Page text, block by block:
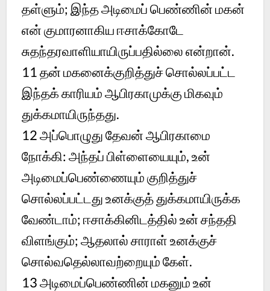
தள்ளும்; இந்த அடிமைப் பெண்ணின் மகன்
என் குமாரனாகிய ஈசாக்கோடே
சுதந்தரவாளியாயிருப்பதில்லை என்றான்.
11தன் மகனைக்குறித்துச் சொல்லப்பட்ட
இந்தக் காரியம் ஆபிரகாமுக்கு மிகவும்
துக்கமாயிருந்தது.
12அப்பொழுது தேவன் ஆபிரகாமை
நோக்கி: அந்தப் பிள்ளையையும், உன்
அடிமைப்பெண்ணையும் குறித்துச்
சொல்லப்பட்டது உனக்குத் துக்கமாயிருக்க
வேண்டாம்; ஈசாக்கினிடத்தில் உன் சந்ததி
விளங்கும்; ஆதலால் சாராள் உனக்குச்
சொல்வதெல்லாவற்றையும் கேள்.
13அடிமைப்பெண்ணின் மகனும் உன்